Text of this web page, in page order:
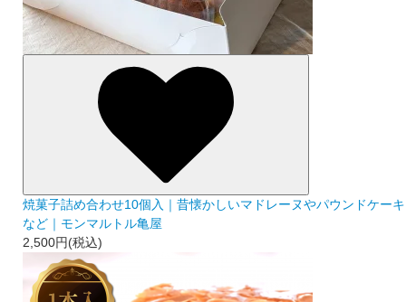
焼菓子詰め合わせ10個入｜昔懐かしいマドレーヌやパウンドケーキ
など｜モンマルトル亀屋
2,500円(税込)